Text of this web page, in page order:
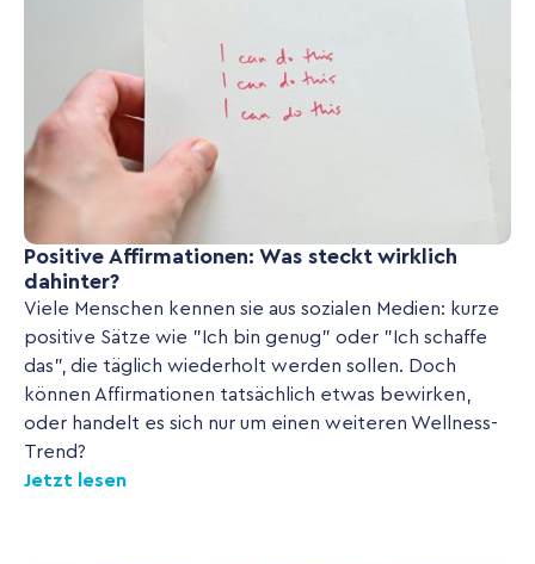
Positive Affirmationen: Was steckt wirklich
dahinter?
Viele Menschen kennen sie aus sozialen Medien: kurze
positive Sätze wie "Ich bin genug" oder "Ich schaffe
das", die täglich wiederholt werden sollen. Doch
können Affirmationen tatsächlich etwas bewirken,
oder handelt es sich nur um einen weiteren Wellness-
Trend?
Jetzt lesen